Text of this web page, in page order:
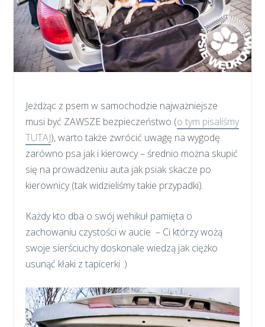
Jeżdżąc z psem w samochodzie najważniejsze
musi być ZAWSZE bezpieczeństwo (o tym pisaliśmy
TUTAJ), warto także zwrócić uwagę na wygodę
zarówno psa jak i kierowcy – średnio można skupić
się na prowadzeniu auta jak psiak skacze po
kierownicy (tak widzieliśmy takie przypadki).
Każdy kto dba o swój wehikuł pamięta o
zachowaniu czystości w aucie – Ci którzy wożą
swoje sierściuchy doskonale wiedzą jak ciężko
usunąć kłaki z tapicerki :)